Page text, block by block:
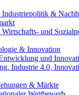
Industriepolitik &
Wirtschafts- und
& Innovation
und
Industrie 4.0,
& Märkte